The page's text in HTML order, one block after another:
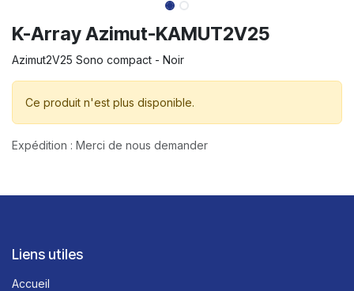
K-Array Azimut-KAMUT2V25
Azimut2V25 Sono compact - Noir
Ce produit n'est plus disponible.
Expédition : Merci de nous demander
Liens utiles
Accueil